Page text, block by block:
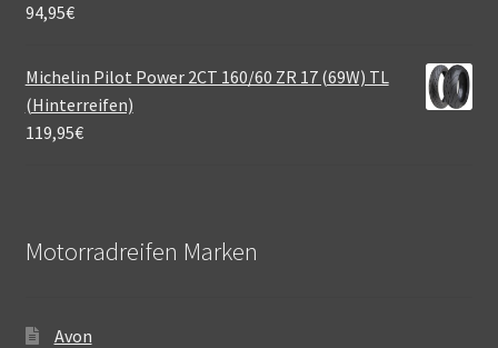
94,95€
Michelin Pilot Power 2CT 160/60 ZR 17 (69W) TL
(Hinterreifen)
119,95€
Motorradreifen Marken
Avon